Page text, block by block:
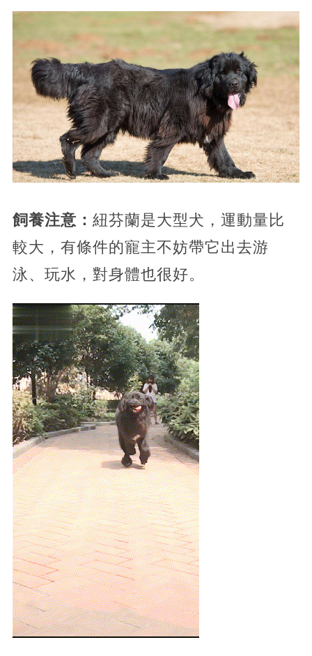
飼養注意： 紐芬蘭是大型犬，運動量比
較大，有條件的寵主不妨帶它出去游
泳、玩水，對身體也很好。